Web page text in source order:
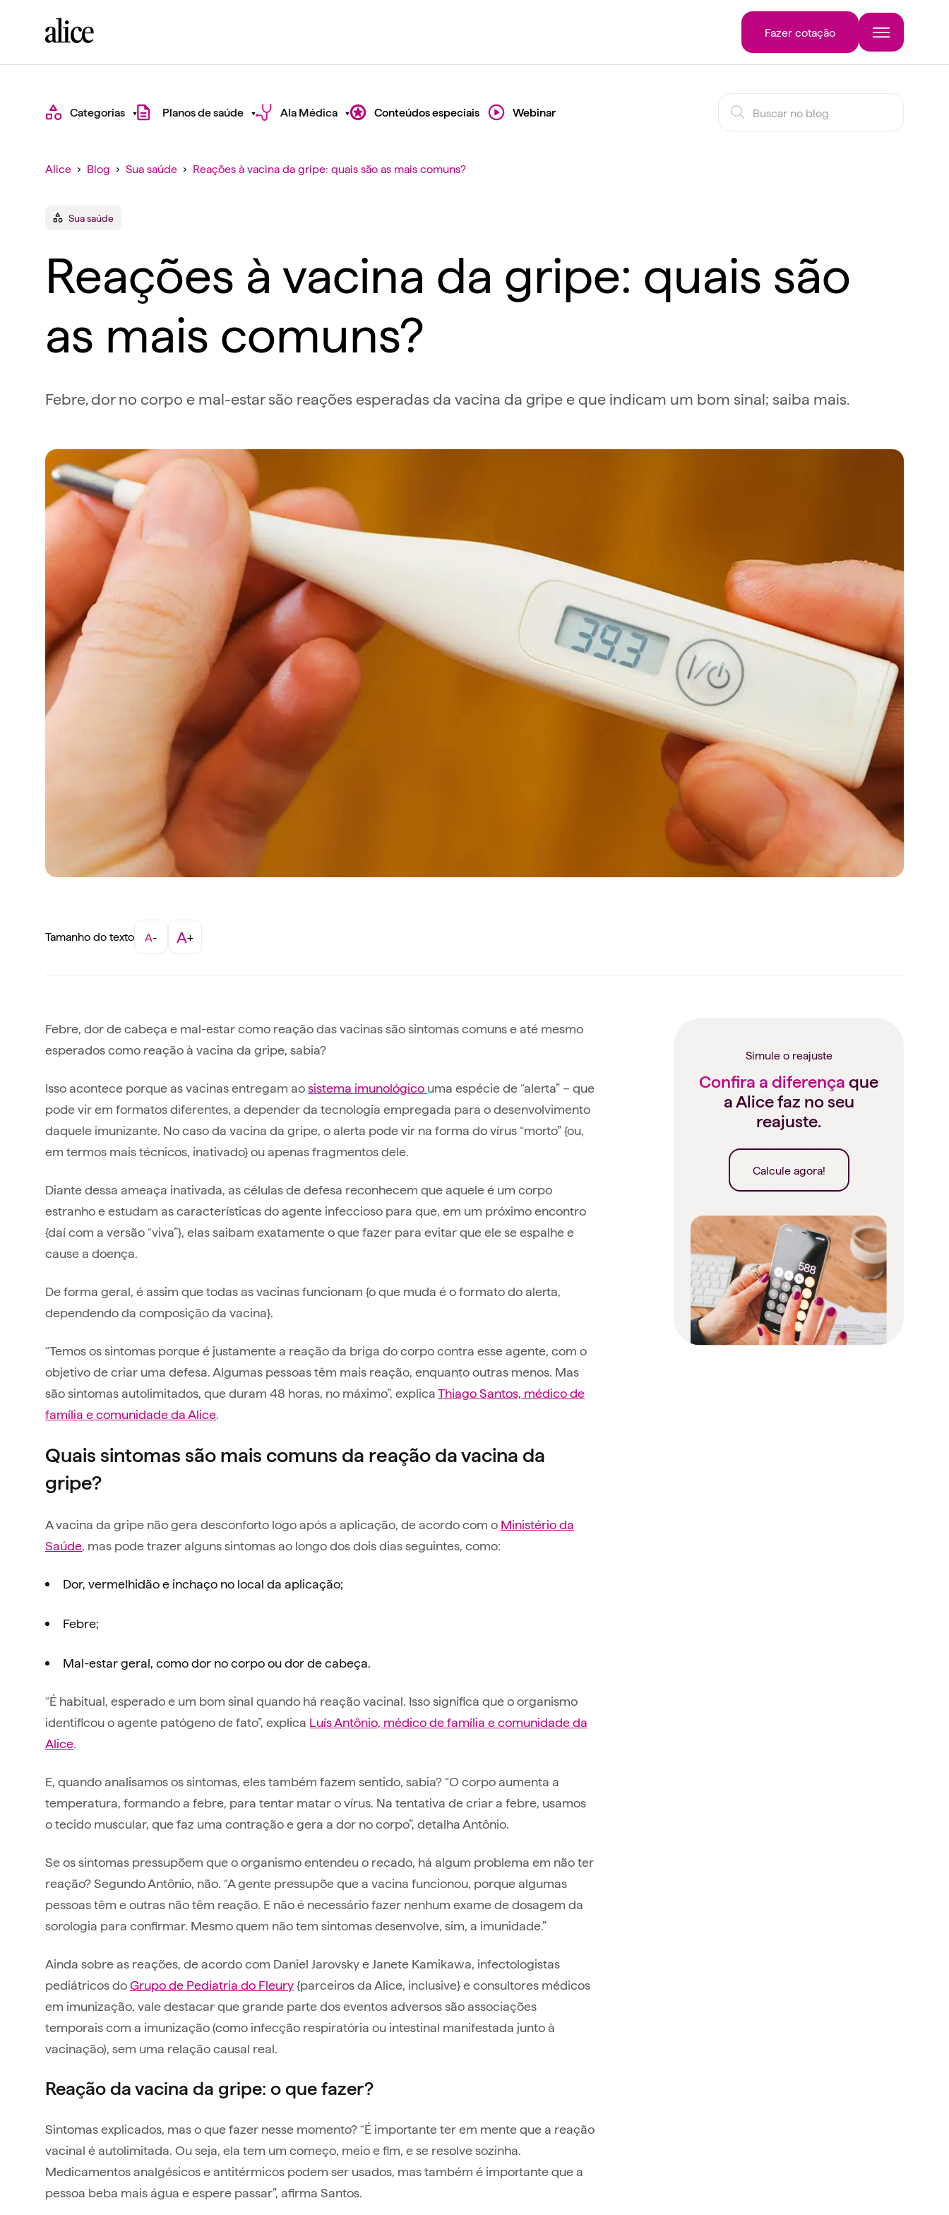
Fazer cotação
Categorias Planos de saúde Ala Médica Conteúdos especiais Webinar
Alice › Blog › Sua saúde › Reações à vacina da gripe: quais são as mais comuns?
Sua saúde
Reações à vacina da gripe: quais são
as mais comuns?
Febre, dor no corpo e mal-estar são reações esperadas da vacina da gripe e que indicam um bom sinal; saiba mais.
Tamanho do texto A- A+
Febre, dor de cabeça e mal-estar como reação das vacinas são sintomas comuns e até mesmo
esperados como reação à vacina da gripe, sabia?
Isso acontece porque as vacinas entregam aosistema imunológico uma espécie de “alerta” – que
pode vir em formatos diferentes, a depender da tecnologia empregada para o desenvolvimento
daquele imunizante. No caso da vacina da gripe, o alerta pode vir na forma do vírus “morto” {ou,
em termos mais técnicos, inativado} ou apenas fragmentos dele.
Diante dessa ameaça inativada, as células de defesa reconhecem que aquele é um corpo
estranho e estudam as características do agente infeccioso para que, em um próximo encontro
{daí com a versão “viva”}, elas saibam exatamente o que fazer para evitar que ele se espalhe e
cause a doença.
De forma geral, é assim que todas as vacinas funcionam {o que muda é o formato do alerta,
dependendo da composição da vacina}.
“Temos os sintomas porque é justamente a reação da briga do corpo contra esse agente, com o
objetivo de criar uma defesa. Algumas pessoas têm mais reação, enquanto outras menos. Mas
são sintomas autolimitados, que duram 48 horas, no máximo”, explicaThiago Santos, médico de
família e comunidade da Alice.
Quais sintomas são mais comuns da reação da vacina da
gripe?
A vacina da gripe não gera desconforto logo após a aplicação, de acordo com o Ministério da
Saúde, mas pode trazer alguns sintomas ao longo dos dois dias seguintes, como:
Dor, vermelhidão e inchaço no local da aplicação;
Febre;
Mal-estar geral, como dor no corpo ou dor de cabeça.
“É habitual, esperado e um bom sinal quando há reação vacinal. Isso significa que o organismo
identificou o agente patógeno de fato”, explica Luís Antônio, médico de família e comunidade da
Alice.
E, quando analisamos os sintomas, eles também fazem sentido, sabia? “O corpo aumenta a
temperatura, formando a febre, para tentar matar o vírus. Na tentativa de criar a febre, usamos
o tecido muscular, que faz uma contração e gera a dor no corpo”, detalha Antônio.
Se os sintomas pressupõem que o organismo entendeu o recado, há algum problema em não ter
reação? Segundo Antônio, não. “A gente pressupõe que a vacina funcionou, porque algumas
pessoas têm e outras não têm reação. E não é necessário fazer nenhum exame de dosagem da
sorologia para confirmar. Mesmo quem não tem sintomas desenvolve, sim, a imunidade.”
Ainda sobre as reações, de acordo com Daniel Jarovsky e Janete Kamikawa, infectologistas
pediátricos doGrupo de Pediatria do Fleury{parceiros da Alice, inclusive} e consultores médicos
em imunização, vale destacar que grande parte dos eventos adversos são associações
temporais com a imunização (como infecção respiratória ou intestinal manifestada junto à
vacinação), sem uma relação causal real.
Reação da vacina da gripe: o que fazer?
Sintomas explicados, mas o que fazer nesse momento? “É importante ter em mente que a reação
vacinal é autolimitada. Ou seja, ela tem um começo, meio e fim, e se resolve sozinha.
Medicamentos analgésicos e antitérmicos podem ser usados, mas também é importante que a
pessoa beba mais água e espere passar”, afirma Santos.
Simule o reajuste
Confira a diferença que
a Alice faz no seu
reajuste.
Calcule agora!